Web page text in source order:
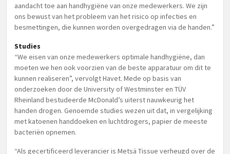
aandacht toe aan handhygiëne van onze medewerkers. We zijn
ons bewust van het probleem van het risico op infecties en
besmettingen, die kunnen worden overgedragen via de handen.”
Studies
“We eisen van onze medewerkers optimale handhygiëne, dan
moeten we hen ook voorzien van de beste apparatuur om dit te
kunnen realiseren”, vervolgt Havet. Mede op basis van
onderzoeken door de University of Westminster en TÜV
Rheinland bestudeerde McDonald’s uiterst nauwkeurig het
handen drogen. Genoemde studies wezen uit dat, in vergelijking
met katoenen handdoeken en luchtdrogers, papier de meeste
bacteriën opnemen.
“Als gecertificeerd leverancier is Metsä Tissue verheugd over de